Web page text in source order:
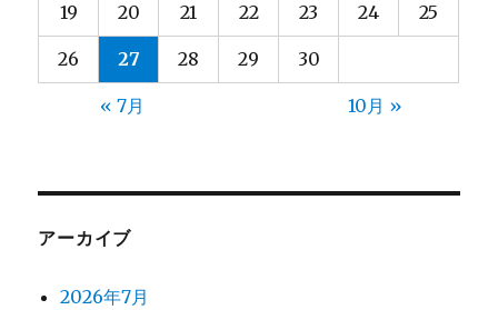
19 20 21 22 23 24 25
26 27 28 29 30
« 7月 10月 »
アーカイブ
2026年7月